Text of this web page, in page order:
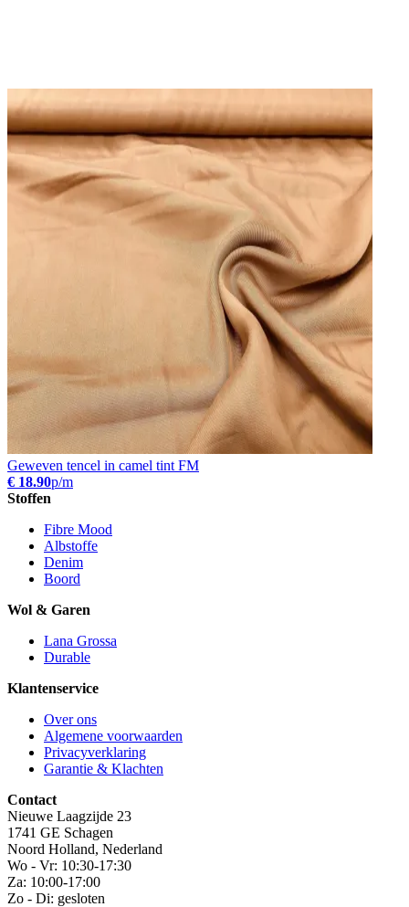
Geweven tencel in camel tint FM
€ 18.90p/m
Stoffen
Fibre Mood
Albstoffe
Denim
Boord
Wol & Garen
Lana Grossa
Durable
Klantenservice
Over ons
Algemene voorwaarden
Privacyverklaring
Garantie & Klachten
Contact
Nieuwe Laagzijde 23
1741 GE Schagen
Noord Holland, Nederland
Wo - Vr: 10:30-17:30
Za: 10:00-17:00
Zo - Di: gesloten